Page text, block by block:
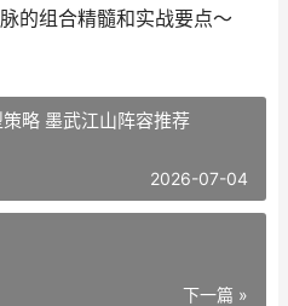
的组合精髓和实战要点～
略 墨武江山阵容推荐
2026-07-04
下一篇 »